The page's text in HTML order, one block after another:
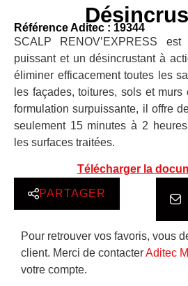
Référence Aditec : 19344
SCALP RENOV’EXPRESS
puissant et un désincrustant à
éliminer efficacement toutes les
les façades, toitures, sols et
formulation surpuissante, il offre
seulement 15 minutes à 2
les surfaces traitées.
Télécharger la
PARTAGER
Pour retrouver vos favoris, vous
client. Merci de contacterAditec
votre compte.